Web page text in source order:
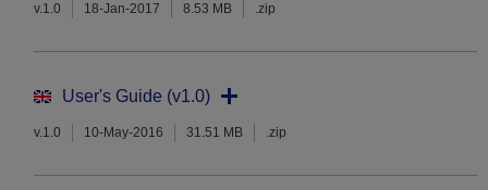
v.1.0 18-Jan-2017 8.53 MB .zip
User's Guide (v1.0)
v.1.0 10-May-2016 31.51 MB .zip